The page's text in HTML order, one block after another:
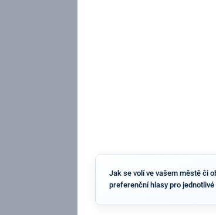
Jak se volí ve vašem městě či
preferenční hlasy pro